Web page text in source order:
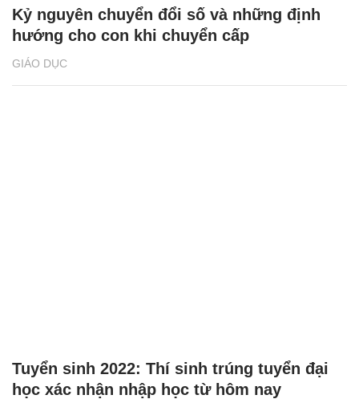
GIÁO DỤC
Kỷ nguyên chuyển đổi số và những định
hướng cho con khi chuyển cấp
Tuyển sinh 2022: Thí sinh trúng tuyển đại
học xác nhận nhập học từ hôm nay